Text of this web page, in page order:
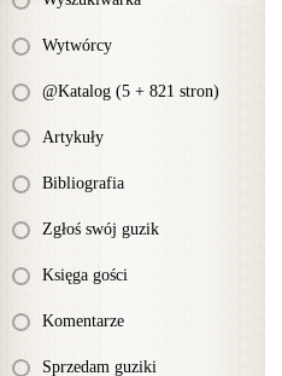
Wytwórcy
@Katalog (5 + 821 stron)
Artykuły
Bibliografia
Zgłoś swój guzik
Księga gości
Komentarze
Sprzedam guziki